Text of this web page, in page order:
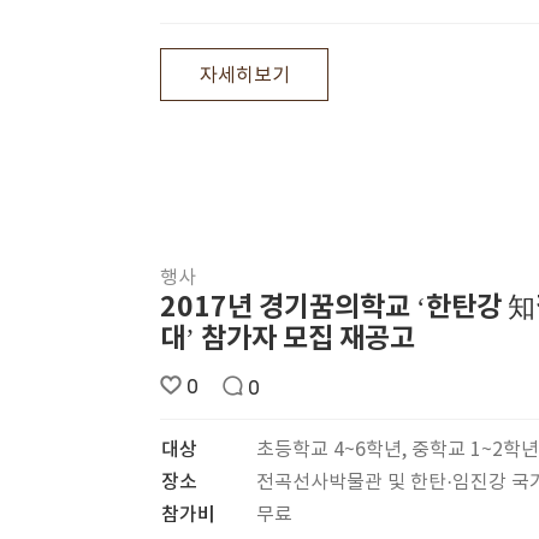
자세히보기
행사
2017년 경기꿈의학교 ‘한탄강
대’ 참가자 모집 재공고
0 0
대상
초등학교 4~6학년, 중학교 1~2학년
장소
전곡선사박물관 및 한탄·임진강 국
참가비
무료